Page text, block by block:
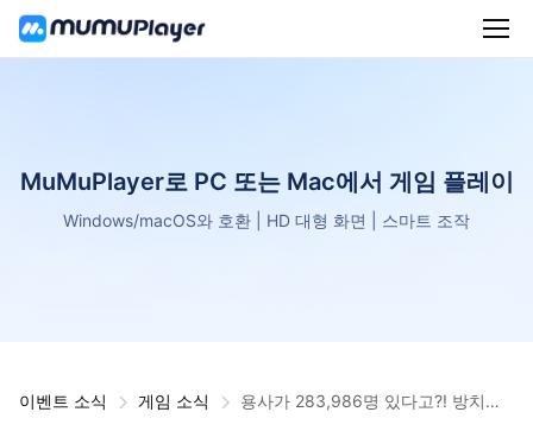
MuMuPlayer로 PC 또는 Mac에서 게임 플레이
Windows/macOS와 호환 | HD 대형 화면 | 스마트 조작
이벤트 소식 게임 소식
용사가 283,986명 있다고?! 방치형